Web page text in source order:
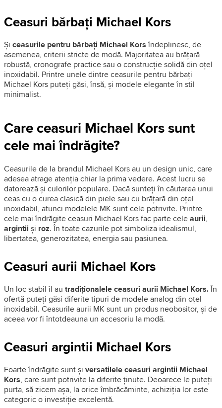
Ceasuri bărbați Michael Kors
Și ceasurile pentru bărbați Michael Kors îndeplinesc, de
asemenea, criterii stricte de modă. Majoritatea au brățară
robustă, cronografe practice sau o construcție solidă din oțel
inoxidabil. Printre unele dintre ceasurile pentru bărbați
Michael Kors puteți găsi, însă, și modele elegante în stil
minimalist.
Care ceasuri Michael Kors sunt
cele mai îndrăgite?
Ceasurile de la brandul Michael Kors au un design unic, care
adesea atrage atenția chiar la prima vedere. Acest lucru se
datorează și culorilor populare. Dacă sunteți în căutarea unui
ceas cu o curea clasică din piele sau cu brățară din oțel
inoxidabil, atunci modelele MK sunt cele potrivite. Printre
cele mai îndrăgite ceasuri Michael Kors fac parte celeaurii,
argintiiși roz. În toate cazurile pot simboliza idealismul,
libertatea, generozitatea, energia sau pasiunea.
Ceasuri aurii Michael Kors
Un loc stabil îl au tradiționalele ceasuri aurii Michael Kors.În
ofertă puteți găsi diferite tipuri de modele analog din oțel
inoxidabil. Ceasurile aurii MK sunt un produs neobositor, și de
aceea vor fi întotdeauna un accesoriu la modă.
Ceasuri argintii Michael Kors
Foarte îndrăgite sunt și versatilele ceasuri argintii Michael
Kors, care sunt potrivite la diferite ținute. Deoarece le puteți
purta, să zicem așa, la orice îmbrăcăminte, achiziția lor este
categoric o investiție excelentă.